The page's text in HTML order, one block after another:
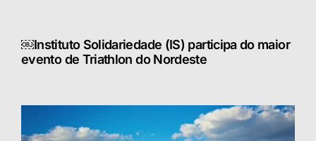
￼Instituto Solidariedade (IS) participa do maior
evento de Triathlon do Nordeste